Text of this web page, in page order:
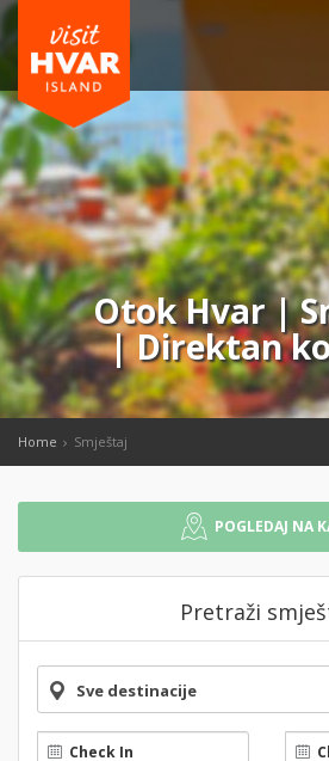
Otok Hvar |
| Direktan
Home Smještaj
POGLEDAJ NA
Pretraži
Sve destinacije